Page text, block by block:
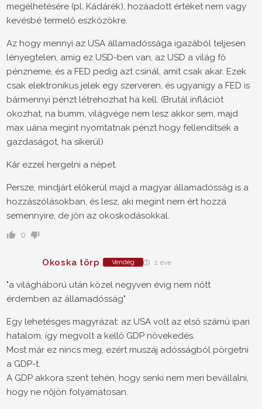
megélhetésére (pl. Kádárék), hozáadott értéket nem vagy
kevésbé termelő eszközökre.
Az hogy mennyi az USA államadóssága igazából teljesen
lényegtelen, amíg ez USD-ben van, az USD a világ fő
pénzneme, és a FED pedig azt csinál, amit csak akar. Ezek
csak elektronikus jelek egy szerveren, és ugyanígy a FED is
bármennyi pénzt létrehozhat ha kell. (Brutál inflációt
okozhat, na bumm, világvége nem lesz akkor sem, majd
max uána megint nyomtatnak pénzt hogy fellendítsék a
gazdaságot, ha sikerül)
Kár ezzel hergelni a népet.
Persze, mindjárt előkerül majd a magyar államadósság is a
hozzászólásokban, és lesz, aki megint nem ért hozzá
semennyire, de jön az okoskodásokkal.
0
Okoska törp Vendég 2 éve
"a világháború után közel negyven évig nem nőtt
érdemben az államadósság"
Egy lehetésges magyrázat: az USA volt az első számú ipari
hatalom, így megvolt a kellő GDP növekedés.
Most már ez nincs meg, ezért muszáj adósságból pörgetni
a GDP-t.
A GDP akkora szent tehén, hogy senki nem meri bevállalni,
hogy ne nőjön folyamatosan.